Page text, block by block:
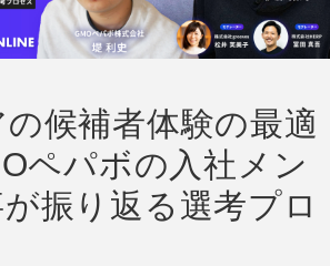
候補者体験の最適
ペパボの入社メン
振り返る選考プロ